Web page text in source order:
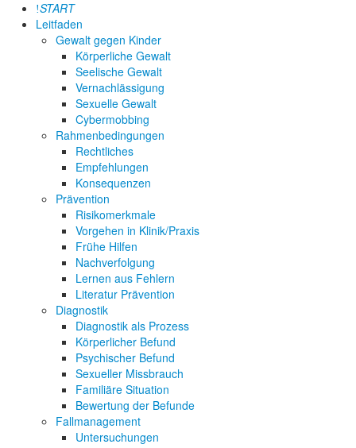
START
Leitfaden
Gewalt gegen Kinder
Körperliche Gewalt
Seelische Gewalt
Vernachlässigung
Sexuelle Gewalt
Cybermobbing
Rahmenbedingungen
Rechtliches
Empfehlungen
Konsequenzen
Prävention
Risikomerkmale
Vorgehen in Klinik/Praxis
Frühe Hilfen
Nachverfolgung
Lernen aus Fehlern
Literatur Prävention
Diagnostik
Diagnostik als Prozess
Körperlicher Befund
Psychischer Befund
Sexueller Missbrauch
Familiäre Situation
Bewertung der Befunde
Fallmanagement
Untersuchungen